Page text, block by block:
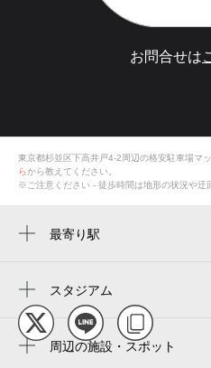
お問合せは
東京都杉並区下高井戸4-2 周辺の格安駐車場マ
らから教えてください。
※ご注意ください - 徒歩時間は地形の状況や迂
最寄り駅
上北沢駅
西永福駅
下高井戸駅
スタジアム
周辺にスタジアムが見つかりませ
周辺の施設・スポット